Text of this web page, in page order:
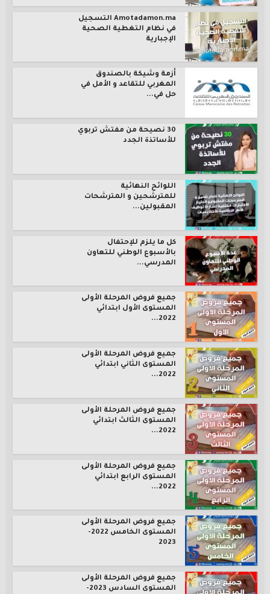
Amotadamon.ma التسجيل
في نظام التغطية الصحية
الإجبارية
أزمة وشيكة بالصندوق
المغربي للتقاعد و الأمل في
حل في...
30 نصيحة من مفتش تربوي
للأساتذة الجدد
اللوائح النهائية
للمترشحين و المترشحات
المقبولين...
كل ما يلزم للإحتفال
بالأسبوع الوطني للتعاون
المدرسي...
جميع فروض المرحلة الأولى
المستوى الأول ابتدائي
2022...
جميع فروض المرحلة الأولى
المستوى الثاني ابتدائي
2022...
جميع فروض المرحلة الأولى
المستوى الثالث ابتدائي
2022...
جميع فروض المرحلة الأولى
المستوى الرابع ابتدائي
2022...
جميع فروض المرحلة الأولى
المستوى الخامس 2022-
2023
جميع فروض المرحلة الأولى
المستوى السادس 2023-